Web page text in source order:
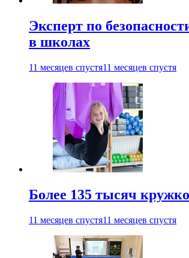
Эксперт по
в школах
11 месяцев спустя11 месяцев спустя
Более 135 тысяч
11 месяцев спустя11 месяцев спустя